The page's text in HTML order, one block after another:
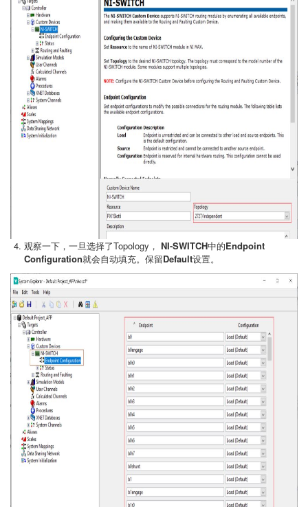
观察一下，一旦选择了Topology， NI-SWITCH中的Endpoint
Configuration就会自动填充。保留Default设置。